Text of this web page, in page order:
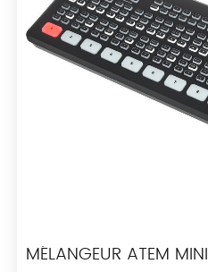
MÉLANGEUR ATEM